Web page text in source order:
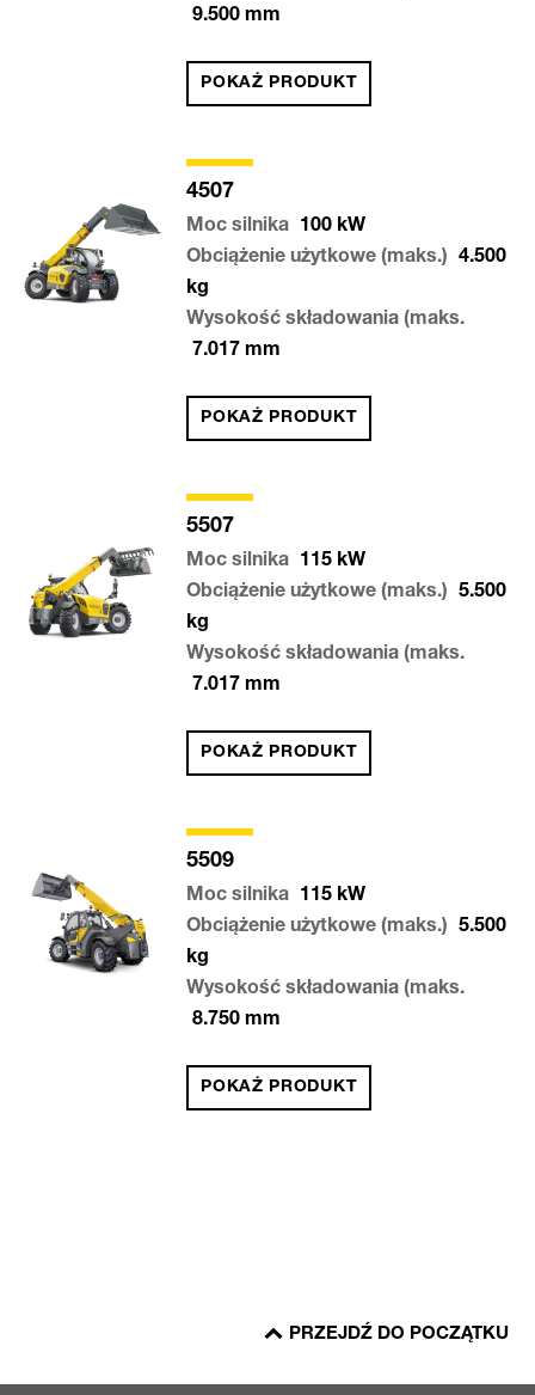
9.500 mm
POKAŻ PRODUKT
4507
Moc silnika 100 kW
Obciążenie użytkowe (maks.)
4.500
kg
Wysokość składowania (maks.
7.017 mm
POKAŻ PRODUKT
5507
Moc silnika 115 kW
Obciążenie użytkowe (maks.)
5.500
kg
Wysokość składowania (maks.
7.017 mm
POKAŻ PRODUKT
5509
Moc silnika 115 kW
Obciążenie użytkowe (maks.)
5.500
kg
Wysokość składowania (maks.
8.750 mm
POKAŻ PRODUKT
PRZEJDŹ DO POCZĄTKU